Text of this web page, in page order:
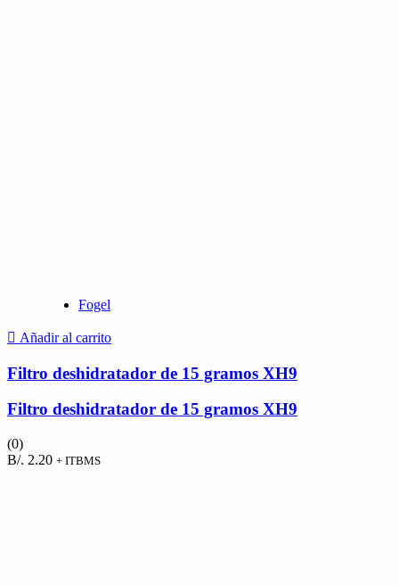
Fogel
Añadir al carrito
Filtro deshidratador de 15 gramos XH9
Filtro deshidratador de 15 gramos XH9
(0)
B/. 2.20 + ITBMS